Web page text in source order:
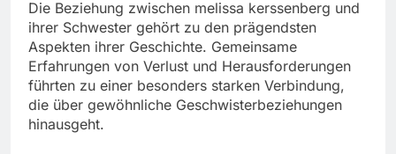
Die Beziehung zwischen melissa kerssenberg und
ihrer Schwester gehört zu den prägendsten
Aspekten ihrer Geschichte. Gemeinsame
Erfahrungen von Verlust und Herausforderungen
führten zu einer besonders starken Verbindung,
die über gewöhnliche Geschwisterbeziehungen
hinausgeht.